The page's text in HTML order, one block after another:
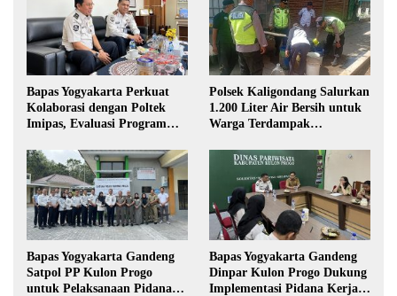
Bapas Yogyakarta Perkuat
Kolaborasi dengan Poltek
Imipas, Evaluasi Program
Polsek Kaligondang Salurkan
1.200 Liter Air Bersih untuk
Warga Terdampak
Bapas Yogyakarta Gandeng
Satpol PP Kulon Progo
untuk Pelaksanaan Pidana
Bapas Yogyakarta Gandeng
Dinpar Kulon Progo Dukung
Implementasi Pidana Kerja